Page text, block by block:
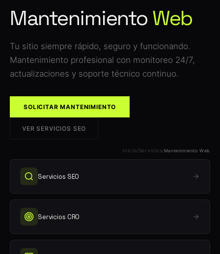
Mantenimiento Web
Tu sitio siempre rápido, seguro y funcionando.
Mantenimiento profesional con monitoreo 24/7,
actualizaciones y soporte técnico continuo.
SOLICITAR MANTENIMIENTO
VER SERVICIOS SEO
Inicio/Servicios/Mantenimiento Web
Servicios SEO
Servicios CRO